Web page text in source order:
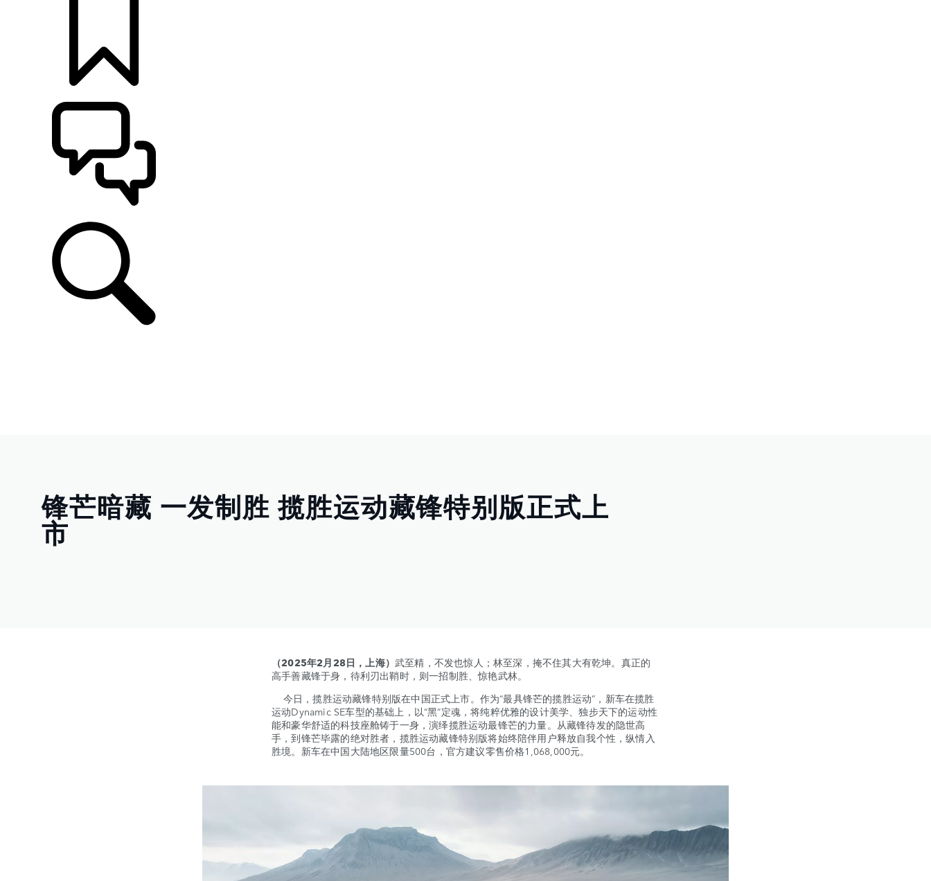
锋芒暗藏 一发制胜 揽胜运动藏锋特别版正式上
市
（2025年2月28日，上海） 武至精，不发也惊人；林至深，掩不住其大有乾坤。真正的
高手善藏锋于身，待利刃出鞘时，则一招制胜、惊艳武林。
今日，揽胜运动藏锋特别版在中国正式上市。作为“最具锋芒的揽胜运动”，新车在揽胜
运动Dynamic SE车型的基础上，以“黑”定魂，将纯粹优雅的设计美学、独步天下的运动性
能和豪华舒适的科技座舱铸于一身，演绎揽胜运动最锋芒的力量。从藏锋待发的隐世高
手，到锋芒毕露的绝对胜者，揽胜运动藏锋特别版将始终陪伴用户释放自我个性，纵情入
胜境。新车在中国大陆地区限量500台，官方建议零售价格1,068,000元。